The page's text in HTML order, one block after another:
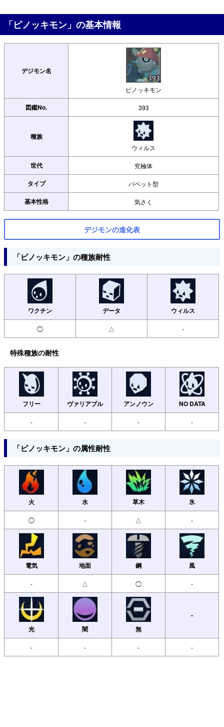
「ピノッキモン」の基本情報
デジモン名
ピノッキモン
図鑑No. 393
種族
ウィルス
世代 究極体
タイプ パペット型
基本性格 気さく
デジモンの進化表
「ピノッキモン」の種族耐性
ワクチン データ ウィルス
◯ △ -
特殊種族の耐性
フリー ヴァリアブル アンノウン NO DATA
- - - -
「ピノッキモン」の属性耐性
火 水 草木 氷
◯ - △ -
電気 地面 鋼 風
- △ ◯ -
光 闇 無
-
- - - -